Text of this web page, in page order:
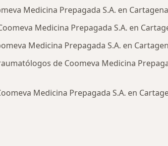
Medicina Prepagada S.A. en Cartagena
Medicina Prepagada S.A. en
Medicina Prepagada S.A. en
de Coomeva Medicina
Medicina Prepagada S.A. en